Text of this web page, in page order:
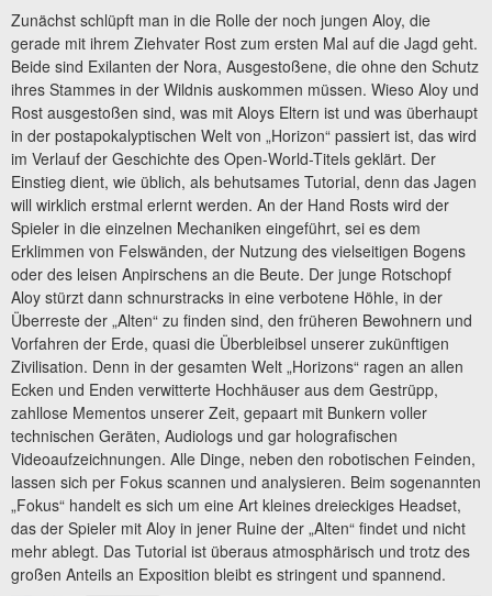
Zunächst schlüpft man in die Rolle der noch jungen Aloy, die
gerade mit ihrem Ziehvater Rost zum ersten Mal auf die Jagd geht.
Beide sind Exilanten der Nora, Ausgestoßene, die ohne den Schutz
ihres Stammes in der Wildnis auskommen müssen. Wieso Aloy und
Rost ausgestoßen sind, was mit Aloys Eltern ist und was überhaupt
in der postapokalyptischen Welt von „Horizon“ passiert ist, das wird
im Verlauf der Geschichte des Open-World-Titels geklärt. Der
Einstieg dient, wie üblich, als behutsames Tutorial, denn das Jagen
will wirklich erstmal erlernt werden. An der Hand Rosts wird der
Spieler in die einzelnen Mechaniken eingeführt, sei es dem
Erklimmen von Felswänden, der Nutzung des vielseitigen Bogens
oder des leisen Anpirschens an die Beute. Der junge Rotschopf
Aloy stürzt dann schnurstracks in eine verbotene Höhle, in der
Überreste der „Alten“ zu finden sind, den früheren Bewohnern und
Vorfahren der Erde, quasi die Überbleibsel unserer zukünftigen
Zivilisation. Denn in der gesamten Welt „Horizons“ ragen an allen
Ecken und Enden verwitterte Hochhäuser aus dem Gestrüpp,
zahllose Mementos unserer Zeit, gepaart mit Bunkern voller
technischen Geräten, Audiologs und gar holografischen
Videoaufzeichnungen. Alle Dinge, neben den robotischen Feinden,
lassen sich per Fokus scannen und analysieren. Beim sogenannten
„Fokus“ handelt es sich um eine Art kleines dreieckiges Headset,
das der Spieler mit Aloy in jener Ruine der „Alten“ findet und nicht
mehr ablegt. Das Tutorial ist überaus atmosphärisch und trotz des
großen Anteils an Exposition bleibt es stringent und spannend.